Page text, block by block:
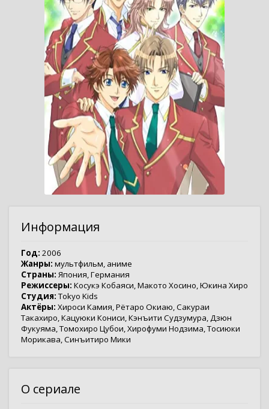
Информация
Год: 2006
Жанры: мультфильм, аниме
Страны: Япония,Германия
Режиссеры: Косукэ Кобаяси,Макото Хосино,Юкина Хиро
Студия: Tokyo Kids
Актёры: Хироси Камия,Рётаро Окиаю,Сакураи
Такахиро,Кацуюки Кониси,Кэнъити Судзумура,Дзюн
Фукуяма,Томохиро Цубои,Хирофуми Нодзима,Тосиюки
Морикава,Синъитиро Мики
О сериале